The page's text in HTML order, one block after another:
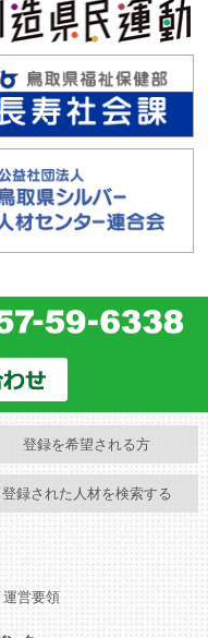
登録を希望される方
登録された人材を検索する
運営要領